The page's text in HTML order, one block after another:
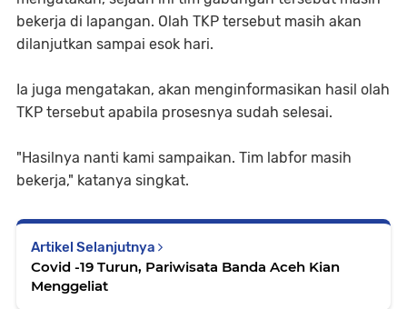
bekerja di lapangan. Olah TKP tersebut masih akan
dilanjutkan sampai esok hari.
Ia juga mengatakan, akan menginformasikan hasil olah
TKP tersebut apabila prosesnya sudah selesai.
"Hasilnya nanti kami sampaikan. Tim labfor masih
bekerja," katanya singkat.
Artikel Selanjutnya
Covid -19 Turun, Pariwisata Banda Aceh Kian
Menggeliat